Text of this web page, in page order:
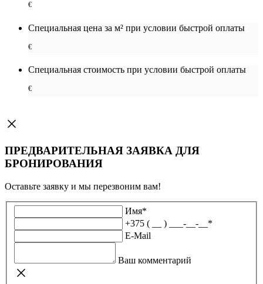
€
Специальная цена за м² при условии быстрой оплаты
€
Специальная cтоимость при условии быстрой оплаты
€
ПРЕДВАРИТЕЛЬНАЯ ЗАЯВКА ДЛЯ
БРОНИРОВАНИЯ
Оставьте заявку и мы перезвоним вам!
Имя*
+375 ( __ ) ___-__-__ *
E-Mail
Ваш комментарий